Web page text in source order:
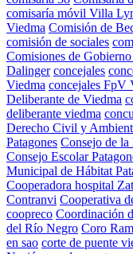
comisaría móvil Villa
Viedma Comisión de
comisión de sociales
Comisiones de
Dalinger concejales
Viedma concejales FpV
Deliberante de Viedma
deliberante viedma
Derecho Civil y
Patagones Consejo de la
Consejo Escolar
Municipal de Hábitat
Cooperadora hospital
Contranvi Cooperativa
coopreco Coordinación
del Río Negro Coro
en sao corte de puente